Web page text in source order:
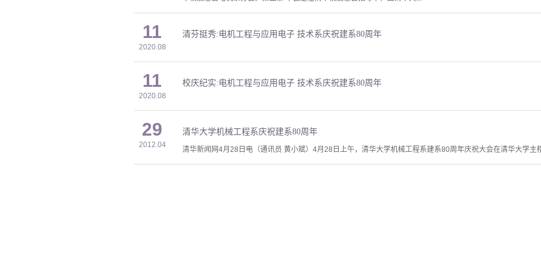
11
2020.08
清芬挺秀:电机工程与应用电子 技术系庆祝建系80周年
11
2020.08
校庆纪实:电机工程与应用电子 技术系庆祝建系80周年
29
2012.04
清华大学机械工程系庆祝建系80周年
清华新闻网4月28日电（通讯员 黄小斌）4月28日上午，清华大学机械工程系建系80周年庆祝大会在清华大学主